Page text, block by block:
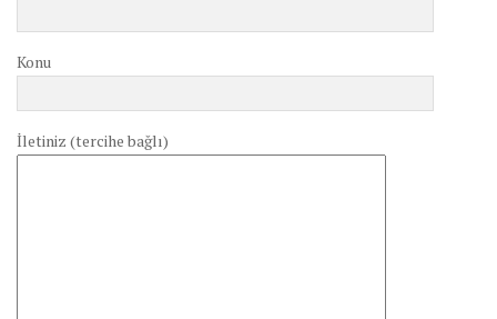
Konu
İletiniz (tercihe bağlı)